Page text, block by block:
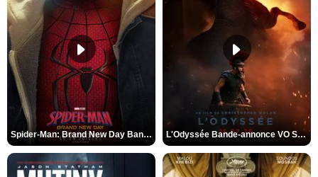
Spider-Man: Brand New Day Bande-annonce VO STFR L'Odyssée Bande-annonce VO STFR